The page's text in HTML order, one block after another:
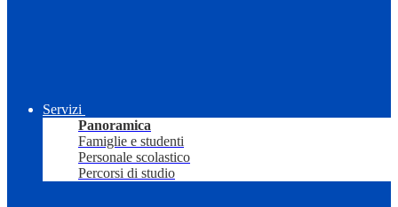
Servizi
Panoramica
Famiglie e studenti
Personale scolastico
Percorsi di studio